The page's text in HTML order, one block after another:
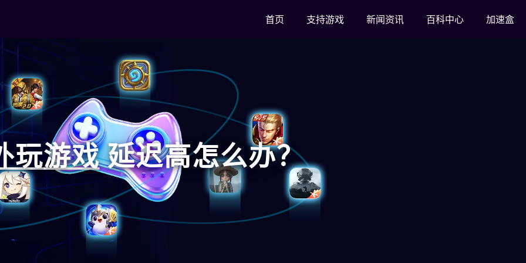
首页 支持游戏 新闻资讯 百科中心 加速盒
玩游戏 延迟高怎么办？